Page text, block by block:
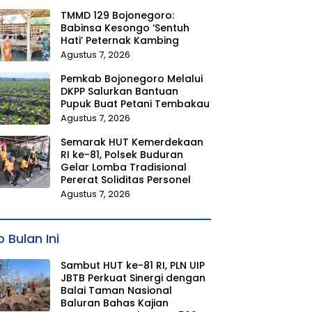
TMMD 129 Bojonegoro:
Babinsa Kesongo ‘Sentuh
Hati’ Peternak Kambing
Agustus 7, 2026
Pemkab Bojonegoro Melalui
DKPP Salurkan Bantuan
Pupuk Buat Petani Tembakau
Agustus 7, 2026
Semarak HUT Kemerdekaan
RI ke-81, Polsek Buduran
Gelar Lomba Tradisional
Pererat Soliditas Personel
Agustus 7, 2026
Bulan Ini
Sambut HUT ke-81 RI, PLN UIP
JBTB Perkuat Sinergi dengan
Balai Taman Nasional
Baluran Bahas Kajian